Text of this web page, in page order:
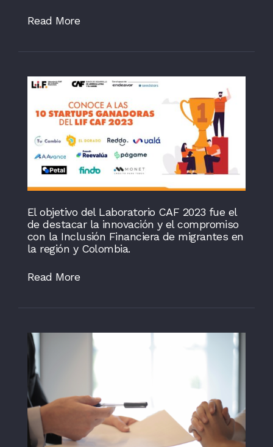
Read More
El objetivo del Laboratorio CAF 2023 fue el
de destacar la innovación y el compromiso
con la Inclusión Financiera de migrantes en
la región y Colombia.
Read More